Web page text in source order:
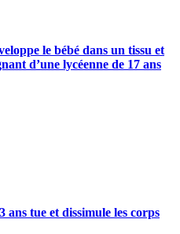
le bébé dans un tissu et
d’une lycéenne de 17 ans
tue et dissimule les corps